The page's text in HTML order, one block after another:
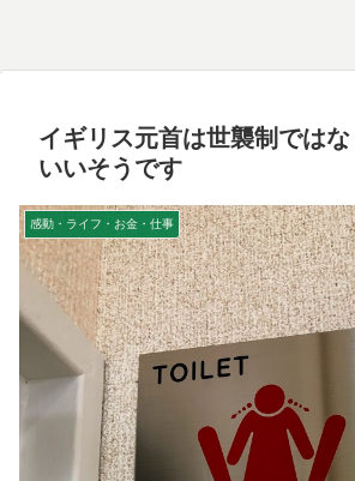
イギリス元首は世襲制では
いいそうです
感動・ライフ・お金・仕事